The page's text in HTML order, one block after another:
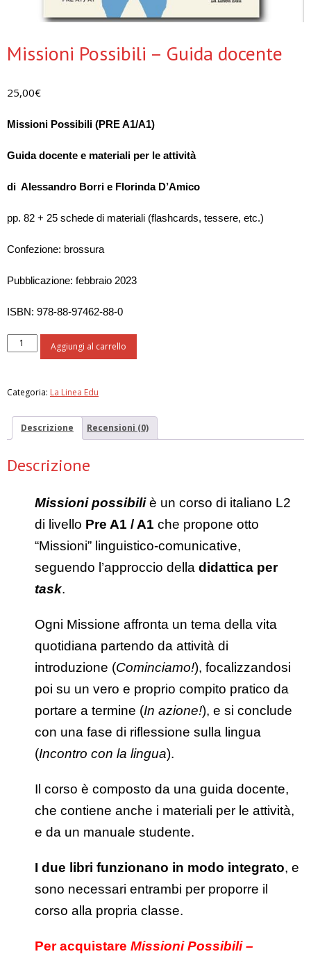
Missioni Possibili – Guida docente
25,00€
Missioni Possibili (PRE A1/A1)
Guida docente e materiali per le attività
di Alessandro Borri e Florinda D’Amico
pp. 82 + 25 schede di materiali (flashcards, tessere, etc.)
Confezione: brossura
Pubblicazione: febbraio 2023
ISBN: 978-88-97462-88-0
Missioni
Possibili
docente
Aggiungi al carrello
Categoria: La Linea Edu
Descrizione Recensioni (0)
Descrizione
Missioni possibiliè un corso di italiano L2
di livello Pre A1 / A1 che propone otto
“Missioni” linguistico-comunicative,
seguendo l’approccio della didattica per
task.
Ogni Missione affronta un tema della vita
quotidiana partendo da attività di
introduzione (Cominciamo!), focalizzandosi
poi su un vero e proprio compito pratico da
portare a termine (In azione!), e si conclude
con una fase di riflessione sulla lingua
(Incontro con la lingua).
Il corso è composto da una guida docente,
che contiene anche i materiali per le attività,
e da un manuale studente.
I due libri funzionano in modo integrato, e
sono necessari entrambi per proporre il
corso alla propria classe.
Per acquistare Missioni Possibili –